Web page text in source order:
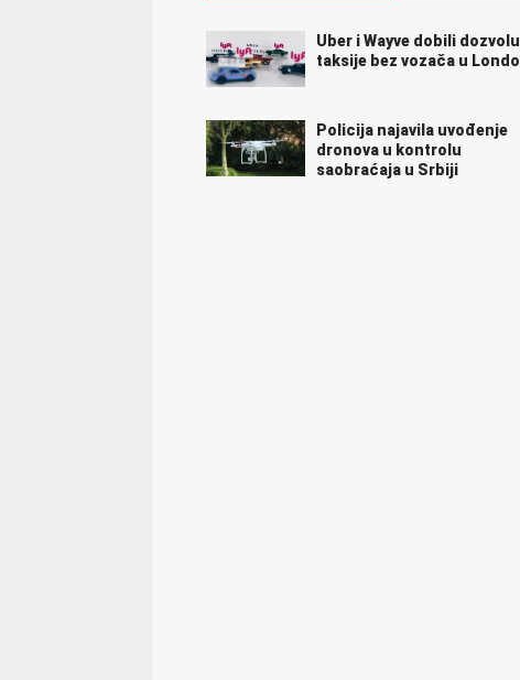
Uber i Wayve dobili
taksije bez vozača u
Policija najavila uvođenje
dronova u kontrolu
saobraćaja u Srbiji